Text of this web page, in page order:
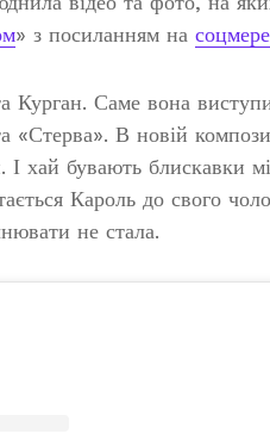
» з посиланням на
Курган. Саме вона
«Стерва». В новій
І хай бувають блискавки
Кароль до свого
не стала.